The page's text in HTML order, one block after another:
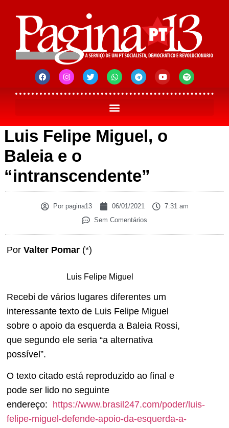
Luis Felipe Miguel, o
Baleia e o
“intranscendente”
Porpagina13 06/01/2021
7:31 am
Sem Comentários
Por Valter Pomar (*)
Luis Felipe Miguel
Recebi de vários lugares diferentes um
interessante texto de Luis Felipe Miguel
sobre o apoio da esquerda a Baleia Rossi,
que segundo ele seria “a alternativa
possível”.
O texto citado está reproduzido ao final e
pode ser lido no seguinte
endereço:
https://www.brasil247.com/poder/luis-
felipe-miguel-defende-apoio-da-esquerda-a-